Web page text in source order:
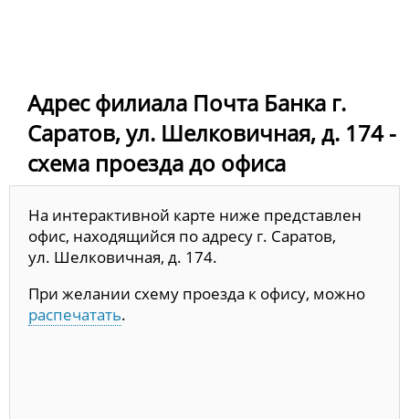
Адрес филиала Почта Банка г.
Саратов, ул. Шелковичная, д. 174 -
схема проезда до офиса
На интерактивной карте ниже представлен
офис, находящийся по адресу г. Саратов,
ул. Шелковичная, д. 174.
При желании схему проезда к офису, можно
распечатать.